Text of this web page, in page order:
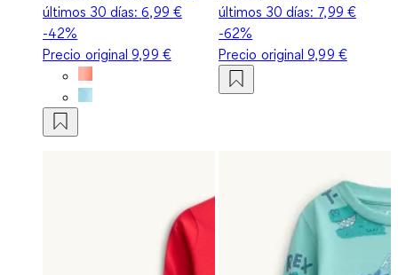
últimos 30 días:6,99 €
-42%
Precio original9,99 €
últimos 30 días: 7,99 €
-62%
Precio original9,99 €